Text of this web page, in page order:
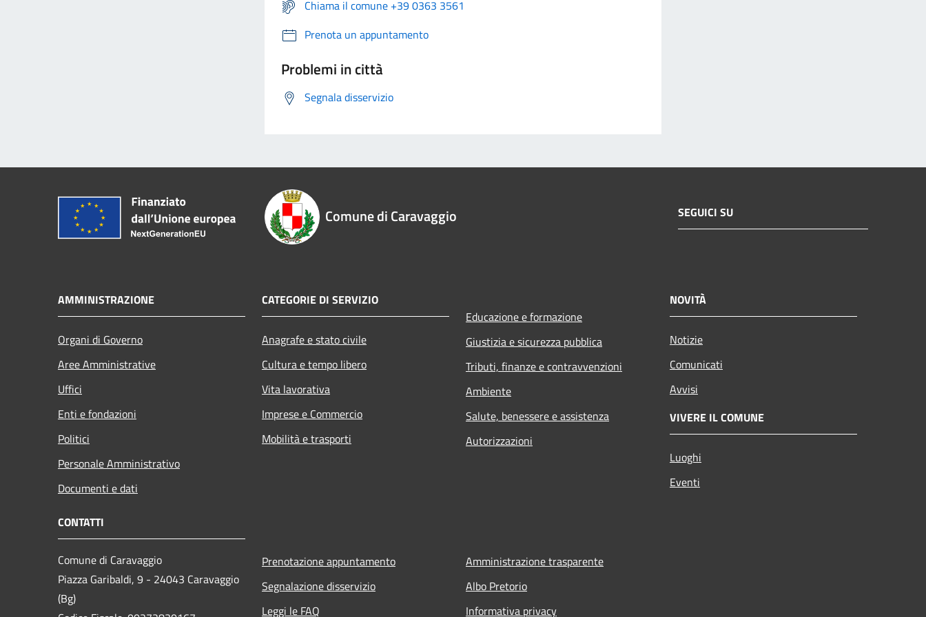
Chiama il comune +39 0363 3561
Prenota un appuntamento
Problemi in città
Segnala disservizio
Comune di Caravaggio SEGUICI SU
AMMINISTRAZIONE
Organi di Governo
Aree Amministrative
Uffici
Enti e fondazioni
Politici
Personale Amministrativo
Documenti e dati
CATEGORIE DI SERVIZIO
Anagrafe e stato civile
Cultura e tempo libero
Vita lavorativa
Imprese e Commercio
Mobilità e trasporti
Educazione e formazione
Giustizia e sicurezza pubblica
Tributi, finanze e contravvenzioni
Ambiente
Salute, benessere e assistenza
Autorizzazioni
NOVITÀ
Notizie
Comunicati
Avvisi
VIVERE IL COMUNE
Luoghi
Eventi
CONTATTI
Comune di Caravaggio
Piazza Garibaldi, 9 - 24043 Caravaggio
(Bg)
Prenotazione appuntamento
Segnalazione disservizio
Leggi le FAQ
Amministrazione trasparente
Albo Pretorio
Informativa privacy